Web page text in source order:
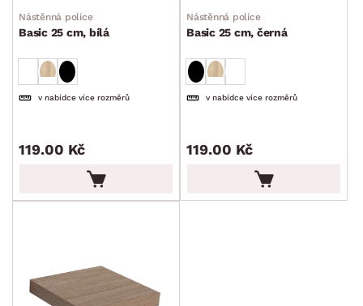
Nástěnná police
Basic 25 cm, bílá
v nabídce více rozměrů
119.00 Kč
Nástěnná police
Basic 25 cm, černá
v nabídce více rozměrů
119.00 Kč